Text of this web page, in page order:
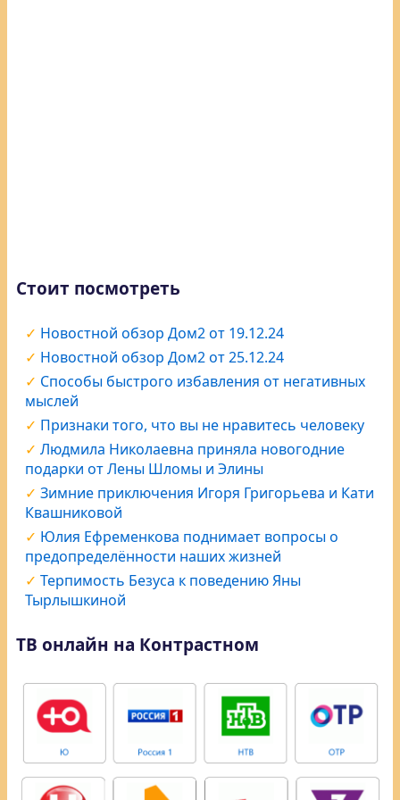
Стоит посмотреть
Новостной обзор Дом2 от 19.12.24
Новостной обзор Дом2 от 25.12.24
Способы быстрого избавления от негативных
мыслей
Признаки того, что вы не нравитесь человеку
Людмила Николаевна приняла новогодние
подарки от Лены Шломы и Элины
Зимние приключения Игоря Григорьева и Кати
Квашниковой
Юлия Ефременкова поднимает вопросы о
предопределённости наших жизней
Терпимость Безуса к поведению Яны
Тырлышкиной
ТВ онлайн на Контрастном